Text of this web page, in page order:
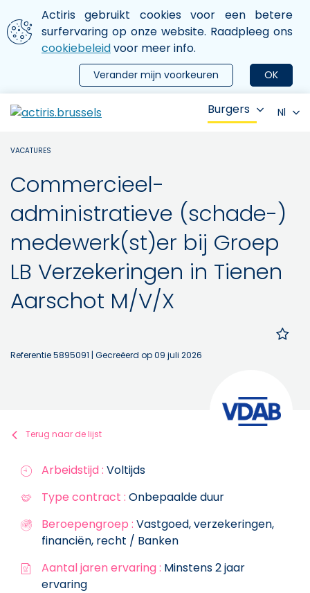
Aller au contenu principal
We gebruiken cookies
Actiris gebruikt cookies voor een betere
surfervaring op onze website. Raadpleeg ons
cookiebeleidvoor meer info.
OK
Verander mijn voorkeuren
le menu
Burgers Nl
VACATURES
Commercieel-
administratieve (schade-)
medewerk(st)er bij Groep
LB Verzekeringen in Tienen
Aarschot M/V/X
Referentie 5895091 | Gecreëerd op 09 juli 2026
Terug naar de lijst
Arbeidstijd : Voltijds
Type contract : Onbepaalde duur
Beroepengroep : Vastgoed, verzekeringen,
financiën, recht / Banken
Aantal jaren ervaring : Minstens 2 jaar
ervaring